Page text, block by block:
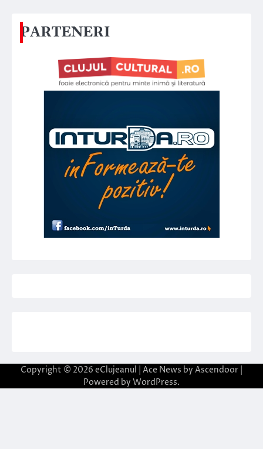
PARTENERI
Copyright © 2026 eClujeanul | Ace News by Ascendoor
Powered by WordPress.